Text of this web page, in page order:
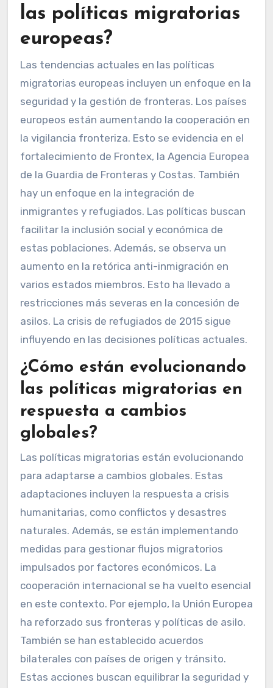
las políticas migratorias
europeas?
Las tendencias actuales en las políticas
migratorias europeas incluyen un enfoque en la
seguridad y la gestión de fronteras. Los países
europeos están aumentando la cooperación en
la vigilancia fronteriza. Esto se evidencia en el
fortalecimiento de Frontex, la Agencia Europea
de la Guardia de Fronteras y Costas. También
hay un enfoque en la integración de
inmigrantes y refugiados. Las políticas buscan
facilitar la inclusión social y económica de
estas poblaciones. Además, se observa un
aumento en la retórica anti-inmigración en
varios estados miembros. Esto ha llevado a
restricciones más severas en la concesión de
asilos. La crisis de refugiados de 2015 sigue
influyendo en las decisiones políticas actuales.
¿Cómo están evolucionando
las políticas migratorias en
respuesta a cambios
globales?
Las políticas migratorias están evolucionando
para adaptarse a cambios globales. Estas
adaptaciones incluyen la respuesta a crisis
humanitarias, como conflictos y desastres
naturales. Además, se están implementando
medidas para gestionar flujos migratorios
impulsados por factores económicos. La
cooperación internacional se ha vuelto esencial
en este contexto. Por ejemplo, la Unión Europea
ha reforzado sus fronteras y políticas de asilo.
También se han establecido acuerdos
bilaterales con países de origen y tránsito.
Estas acciones buscan equilibrar la seguridad y